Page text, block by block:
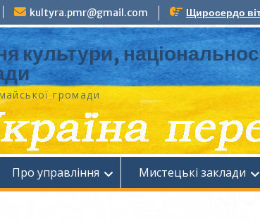
kultyra.pmr@gmail.com Щиросердо
культури,
громади
Про управління Мистецькі заклади